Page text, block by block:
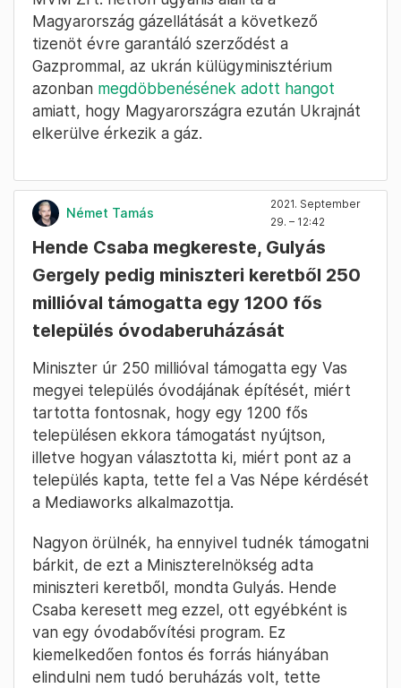
Magyarország gázellátását a következő
tizenöt évre garantáló szerződést a
Gazprommal, az ukrán külügyminisztérium
azonban megdöbbenésének adott hangot
amiatt, hogy Magyarországra ezután Ukrajnát
elkerülve érkezik a gáz.
Német Tamás
2021. September
29. – 12:42
Hende Csaba megkereste, Gulyás
Gergely pedig miniszteri keretből 250
millióval támogatta egy 1200 fős
település óvodaberuházását
Miniszter úr 250 millióval támogatta egy Vas
megyei település óvodájának építését, miért
tartotta fontosnak, hogy egy 1200 fős
településen ekkora támogatást nyújtson,
illetve hogyan választotta ki, miért pont az a
település kapta, tette fel a Vas Népe kérdését
a Mediaworks alkalmazottja.
Nagyon örülnék, ha ennyivel tudnék támogatni
bárkit, de ezt a Miniszterelnökség adta
miniszteri keretből, mondta Gulyás. Hende
Csaba keresett meg ezzel, ott egyébként is
van egy óvodabővítési program. Ez
kiemelkedően fontos és forrás hiányában
elindulni nem tudó beruházás volt, tette